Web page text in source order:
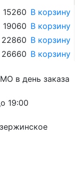
15260
19060
22860
26660
в день заказа
19:00